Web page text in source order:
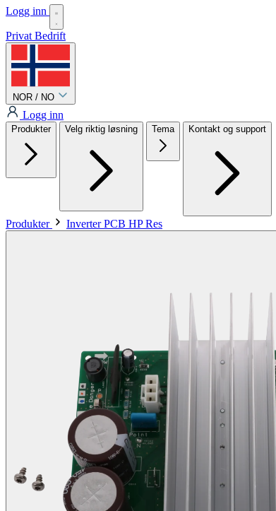
Logg inn
Privat Bedrift
NOR / NO
Logg inn
Produkter Velg riktig løsning Tema Kontakt og support
Produkter Inverter PCB HP Res